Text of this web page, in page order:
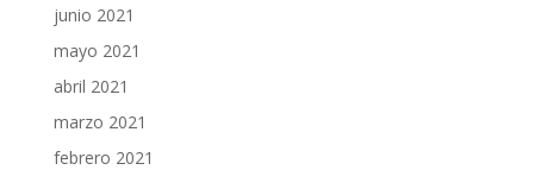
junio 2021
mayo 2021
abril 2021
marzo 2021
febrero 2021